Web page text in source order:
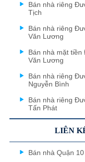
Bán nhà riêng
Tịch
Bán nhà riêng
Văn Lương
Bán nhà mặt
Văn Lương
Bán nhà riêng
Nguyễn Bình
Bán nhà riêng
Tấn Phát
LIÊN
Bán nhà Quận 10